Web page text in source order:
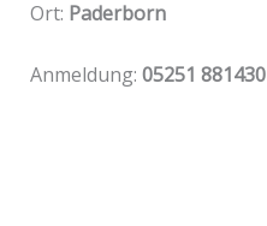
Ort: Paderborn
Anmeldung: 05251 881430